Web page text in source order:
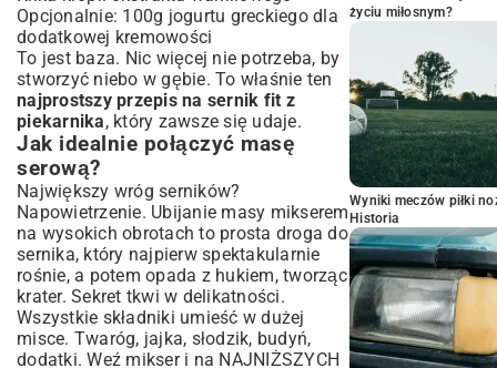
Opcjonalnie: 100g jogurtu greckiego dla
dodatkowej kremowości
To jest baza. Nic więcej nie potrzeba, by
stworzyć niebo w gębie. To właśnie ten
najprostszy przepis na sernik fit z
piekarnika, który zawsze się udaje.
Jak idealnie połączyć masę
serową?
Największy wróg serników?
Napowietrzenie. Ubijanie masy mikserem
na wysokich obrotach to prosta droga do
sernika, który najpierw spektakularnie
rośnie, a potem opada z hukiem, tworząc
krater. Sekret tkwi w delikatności.
Wszystkie składniki umieść w dużej
misce. Twaróg, jajka, słodzik, budyń,
dodatki. Weź mikser i na NAJNIŻSZYCH
życiu miłosnym?
Wyniki meczów piłki
Historia